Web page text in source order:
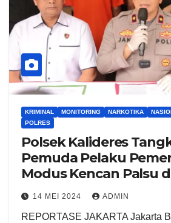
KRIMINAL MONITORING NARKOTIKA
POLRES
Polsek Kalideres
Pemuda Pelaku
Modus Kencan Palsu
Terancam Hukuman 9
Penjara
14 MEI 2024 ADMIN
REPORTASE JAKARTA Jakarta